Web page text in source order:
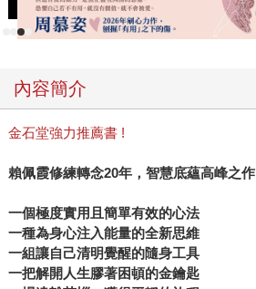
內容簡介
金石堂強力推薦書 !
賴佩霞修練轉念20年，智慧底蘊高峰之作
一個極度實用且簡單有效的心法
一種為身心注入能量的全新思維
一組讓自己清明覺醒的隨身工具
一把解開人生膠著困頓的金鑰匙